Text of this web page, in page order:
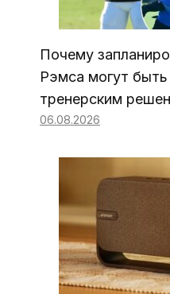
Почему
Рэмса могут
тренерским
06.08.2026